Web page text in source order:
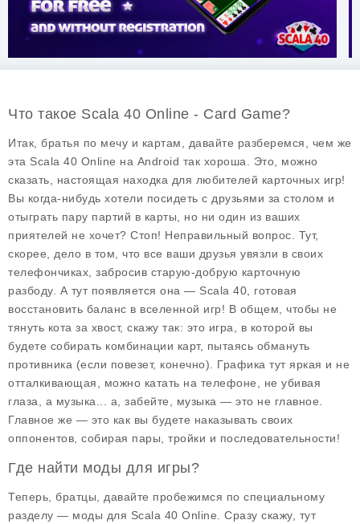
Что такое Scala 40 Online - Card Game?
Итак, братья по мечу и картам, давайте разберемся, чем же
эта Scala 40 Online на Android так хороша. Это, можно
сказать, настоящая находка для любителей карточных игр!
Вы когда-нибудь хотели посидеть с друзьями за столом и
отыграть пару партий в карты, но ни один из ваших
приятелей не хочет? Стоп! Неправильный вопрос. Тут,
скорее, дело в том, что все ваши друзья увязли в своих
телефончиках, забросив старую-добрую карточную
разбоду. А тут появляется она — Scala 40 , готовая
восстановить баланс в вселенной игр! В общем, чтобы не
тянуть кота за хвост, скажу так: это игра, в которой вы
будете собирать комбинации карт, пытаясь обмануть
противника (если повезет, конечно). Графика тут яркая и не
отталкивающая, можно катать на телефоне, не убивая
глаза, а музыка... а, забейте, музыка — это не главное.
Главное же — это как вы будете наказывать своих
оппонентов, собирая пары, тройки и последовательности!
Где найти моды для игры?
Теперь, братцы, давайте пробежимся по специальному
разделу — моды для Scala 40 Online . Сразу скажу, тут